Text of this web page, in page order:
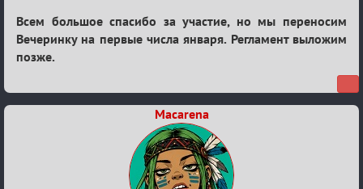
Re:
Вечеринка
Всем большое спасибо за участие, но мы переносим
Вечеринку на первые числа января. Регламент выложим
позже.
Macarena